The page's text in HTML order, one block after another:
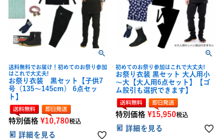
送料無料でお届け！初めてのお祭り参加
はこれで大丈夫!
お祭り衣装 黒セット【子供7
号（135～145cm） 6点セッ
ト】
特別価格 ¥10,780税込
詳細を見る
初めてのお祭り参加はこれで大丈夫!
お祭り衣装 黒セット 大人用小
～大【大人用6点セット】【ゴ
ム股引も選択できます】
特別価格 ¥15,950税込
詳細を見る